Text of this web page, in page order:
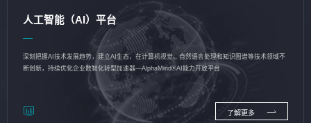
人工智能（AI）平台
深刻把握AI技术发展趋势，建立AI生态，在计算机视觉、自然语言处理和知识图谱等技术领域不
断创新，持续优化企业数智化转型加速器—AlphaMind®AI能力开放平台
了解更多